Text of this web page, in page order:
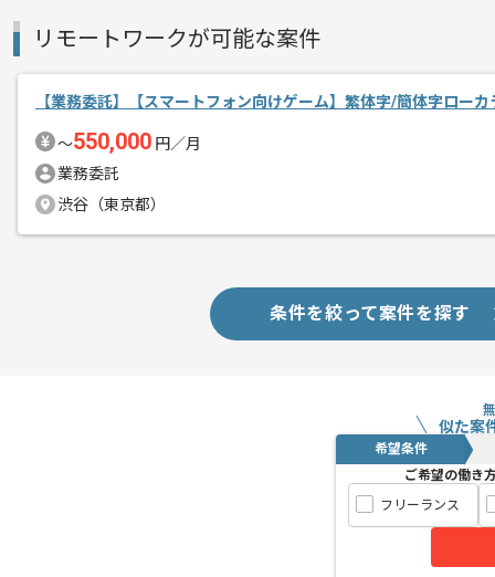
リモートワークが可能な案件
【業務委託】【スマートフォン向けゲーム】繁体字/簡体字ロー
〜550,000 円／月
業務委託
渋谷（東京都）
条件を絞って案件を探す
似た案
希望条件
ご希望の働き
フリーランス